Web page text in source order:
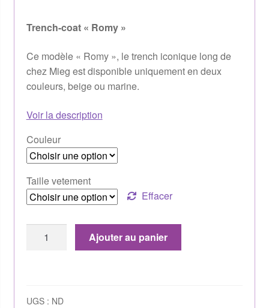
Trench-coat « Romy »
Ce modèle « Romy », le trench iconique long de
chez Mieg est disponible uniquement en deux
couleurs, beige ou marine.
Voir la description
Couleur
Taille vetement
Effacer
Ajouter au panier
UGS : ND